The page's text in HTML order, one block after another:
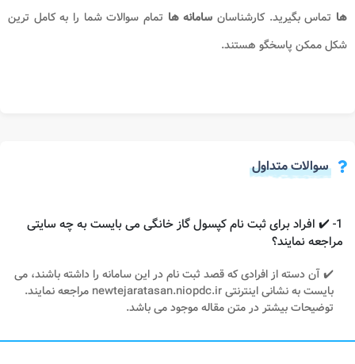
ها تماس بگیرید. کارشناسان سامانه ها تمام سوالات شما را به کامل ترین
شکل ممکن پاسخگو هستند.
سوالات متداول
1- ✔️ افراد برای ثبت نام کپسول گاز خانگی می بایست به چه سایتی
مراجعه نمایند؟
✔️ آن دسته از افرادی که قصد ثبت نام در این سامانه را داشته باشند، می
بایست به نشانی اینترنتی newtejaratasan.niopdc.ir مراجعه نمایند.
توضیحات بیشتر در متن مقاله موجود می باشد.